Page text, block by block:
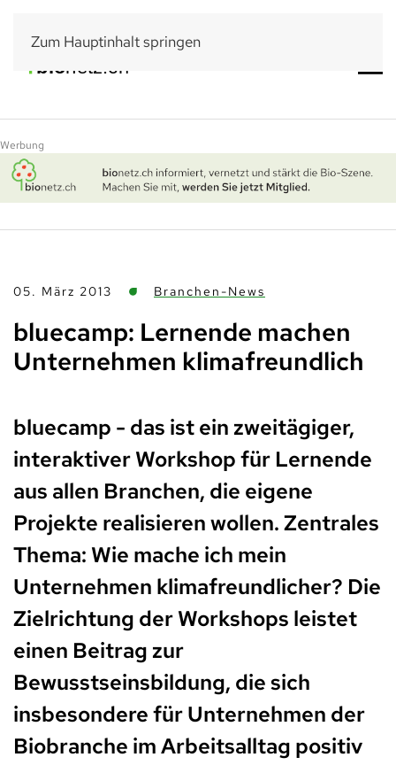
Zum Hauptinhalt springen
Werbung
05. März 2013 Branchen-News
bluecamp: Lernende machen
Unternehmen klimafreundlich
bluecamp - das ist ein zweitägiger,
interaktiver Workshop für Lernende
aus allen Branchen, die eigene
Projekte realisieren wollen. Zentrales
Thema: Wie mache ich mein
Unternehmen klimafreundlicher? Die
Zielrichtung der Workshops leistet
einen Beitrag zur
Bewusstseinsbildung, die sich
insbesondere für Unternehmen der
Biobranche im Arbeitsalltag positiv